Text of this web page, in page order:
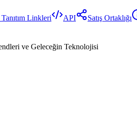
Linkleri API Satış Ortaklığı
ve Geleceğin Teknolojisi